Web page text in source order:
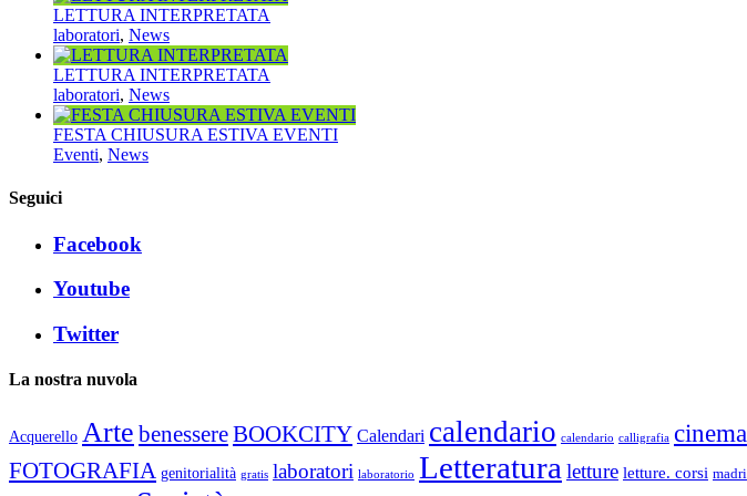
LETTURA INTERPRETATA
laboratori, News
LETTURA INTERPRETATA
laboratori, News
FESTA CHIUSURA ESTIVA EVENTI
Eventi, News
Seguici
Facebook
Youtube
Twitter
La nostra nuvola
Acquerello Arte benessereBOOKCITY Calendari calendario calendario calligrafia cinema
FOTOGRAFIA genitorialità gratis laboratori laboratorio Letteratura letture letture. corsi madri